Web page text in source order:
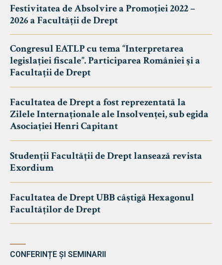
Festivitatea de Absolvire a Promoției 2022 –
2026 a Facultății de Drept
Congresul EATLP cu tema “Interpretarea
legislației fiscale”. Participarea României și a
Facultații de Drept
Facultatea de Drept a fost reprezentată la
Zilele Internaționale ale Insolvenței, sub egida
Asociației Henri Capitant
Studenții Facultății de Drept lansează revista
Exordium
Facultatea de Drept UBB câștigă Hexagonul
Facultăților de Drept
CONFERINȚE ȘI SEMINARII